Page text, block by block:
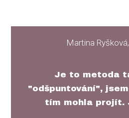
Martina
Je to metoda
"odšpuntování",
tím mohla projít.